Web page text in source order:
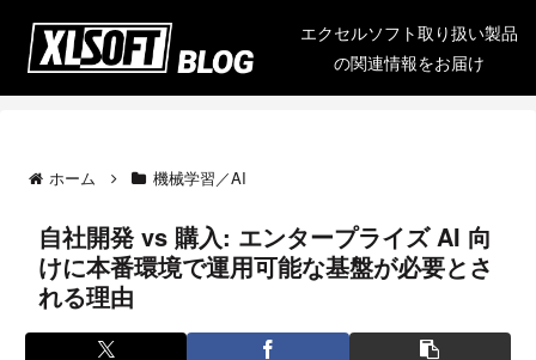
エクセルソフト取り扱い製品
の関連情報をお届け
ホーム 機械学習／AI
自社開発 vs 購入: エンタープライズ AI 向
けに本番環境で運用可能な基盤が必要とさ
れる理由